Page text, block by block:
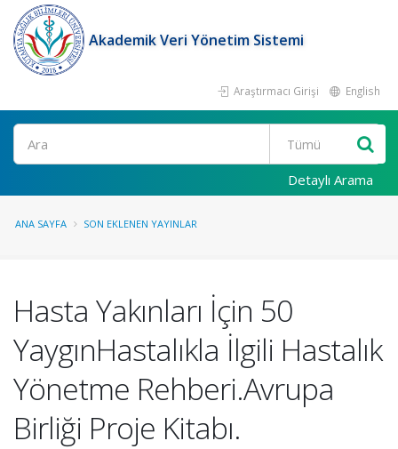
Akademik Veri Yönetim Sistemi
Araştırmacı Girişi English
Ara
Detaylı Arama
ANA SAYFA SON EKLENEN YAYINLAR
Hasta Yakınları İçin 50
YaygınHastalıkla İlgili Hastalık
Yönetme Rehberi.Avrupa
Birliği Proje Kitabı.